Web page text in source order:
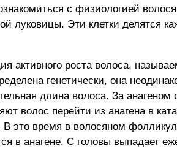
с физиологией
луковицы. Эти клетки делятся
активного роста волоса,
генетически, она
длина волоса. За
волос перейти из анагена в
это время в волосяном
в анагене. С головы выпадает